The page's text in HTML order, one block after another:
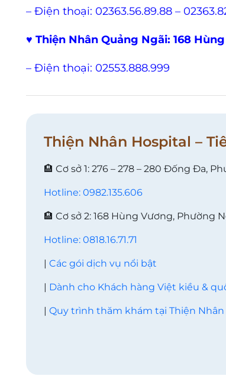
– Điện thoại: 02363.56.89.88 –
♥ Thiện Nhân Quảng Ngãi: 168
– Điện thoại: 02553.888.999
Thiện Nhân Hospital –
🏨 Cơ sở 1: 276 – 278 – 280 Đống Đa,
Hotline: 0982.135.606
🏨 Cơ sở 2: 168 Hùng Vương, Phường
Hotline: 0818.16.71.71
| Các gói dịch vụ nổi bật
| Dành cho Khách hàng Việt kiều &
| Quy trình thăm khám tại Thiện Nhân